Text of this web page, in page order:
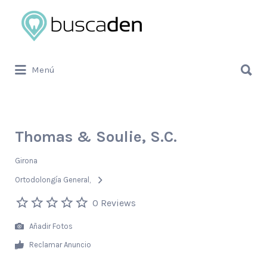
Buscar
por:
Menú
por:
Thomas & Soulie, S.C.
Girona
Ortodolongía General
0 Reviews
Añadir Fotos
Reclamar Anuncio